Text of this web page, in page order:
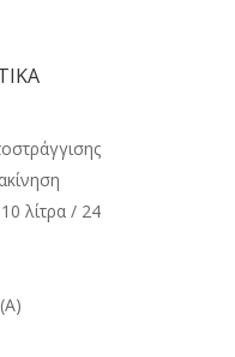
λίτρα / 24